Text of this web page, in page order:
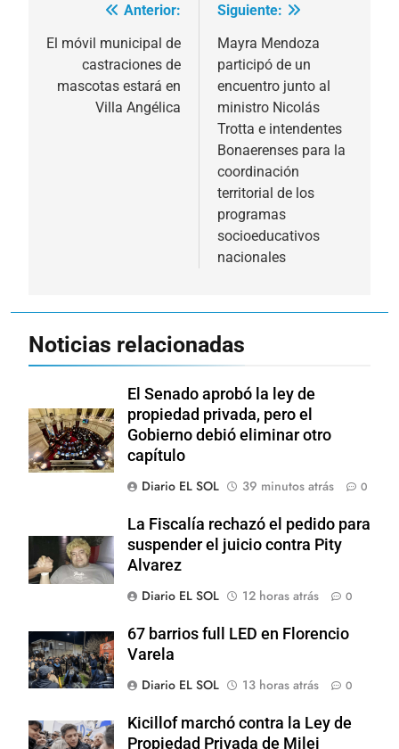
Navegación
de
entradas
Anterior:
El móvil municipal de
castraciones de
mascotas estará en
Villa Angélica
Siguiente:
Mayra Mendoza
participó de un
encuentro junto al
ministro Nicolás
Trotta e intendentes
Bonaerenses para la
coordinación
territorial de los
programas
socioeducativos
nacionales
Noticias relacionadas
El Senado aprobó la ley de
propiedad privada, pero el
Gobierno debió eliminar otro
capítulo
Diario EL SOL
39 minutos atrás 0
La Fiscalía rechazó el pedido para
suspender el juicio contra Pity
Alvarez
Diario EL SOL
12 horas atrás 0
67 barrios full LED en Florencio
Varela
Diario EL SOL
13 horas atrás 0
Kicillof marchó contra la Ley de
Propiedad Privada de Milei